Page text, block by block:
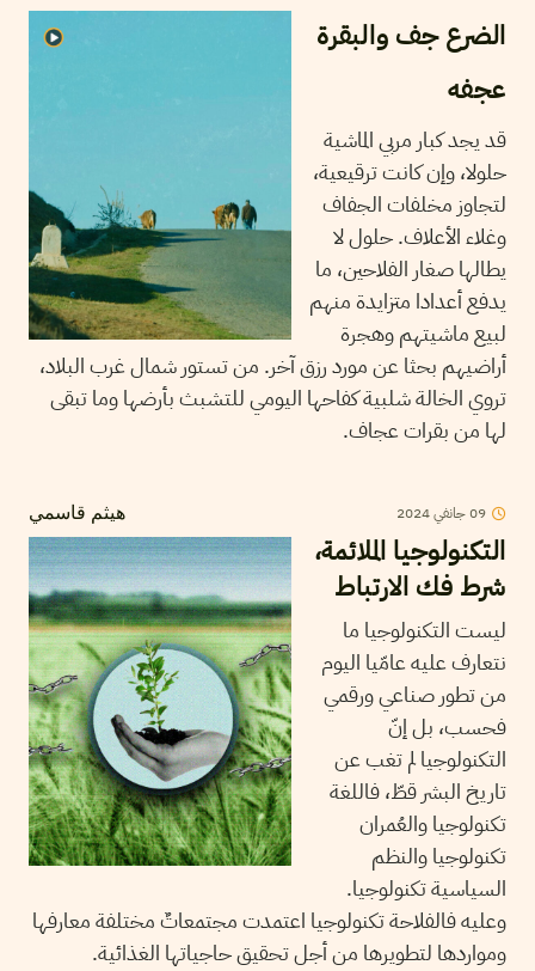
الضرع جف والبقرة
عجفه
قد يجد كبار مربي الماشية
حلولا، وإن كانت ترقيعية،
لتجاوز مخلفات الجفاف
وغلاء الأعلاف. حلول لا
يطالها صغار الفلاحين، ما
يدفع أعدادا متزايدة منهم
لبيع ماشيتهم وهجرة
أراضيهم بحثا عن مورد رزق آخر. من تستور شمال غرب البلاد،
تروي الخالة شلبية كفاحها اليومي للتشبث بأرضها وما تبقى
لها من بقرات عجاف.
هيثم قاسمي 09جانفي2024
التكنولوجيا الملائمة،
شرط فك الارتباط
ليست التكنولوجيا ما
نتعارف عليه عامّيا اليوم
من تطور صناعي ورقمي
فحسب، بل إنّ
التكنولوجيا لم تغب عن
تاريخ البشر قطّ، فاللغة
تكنولوجيا والعُمران
تكنولوجيا والنظم
السياسية تكنولوجيا.
وعليه فالفلاحة تكنولوجيا اعتمدت مجتمعاتٌ مختلفة معارفها
ومواردها لتطويرها من أجل تحقيق حاجياتها الغذائية.